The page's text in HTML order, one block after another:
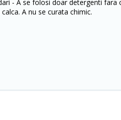
- A se folosi doar detergenti fara
A nu se curata chimic.